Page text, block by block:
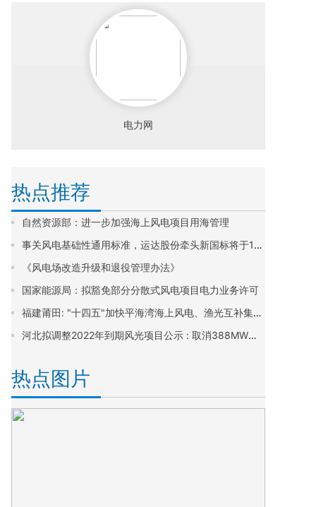
电力网
热点推荐
自然资源部：进一步加强海上风电项目用海管理
事关风电基础性通用标准，运达股份牵头新国标将于11月1日起实施
《风电场改造升级和退役管理办法》
国家能源局：拟豁免部分分散式风电项目电力业务许可
福建莆田: "十四五"加快平海湾海上风电、渔光互补集中式光伏等项目建设
河北拟调整2022年到期风光项目公示 : 取消388MW、调整4.484GW!
热点图片